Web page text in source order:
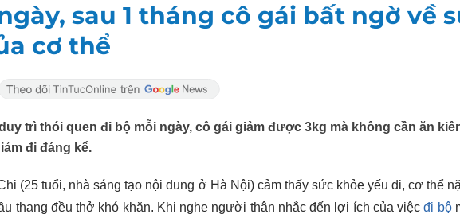
sau 1 tháng cô gái bất ngờ về
cơ thể
trì thói quen đi bộ mỗi ngày, cô gái giảm được 3kg mà không cần ăn
đi đáng kể.
(25 tuổi, nhà sáng tạo nội dung ở Hà Nội) cảm thấy sức khỏe yếu đi, cơ thể
thang đều thở khó khăn. Khi nghe người thân nhắc đến lợi ích của việcđi bộ